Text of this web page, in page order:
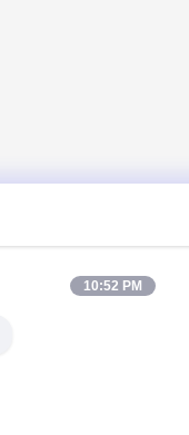
10:52 PM